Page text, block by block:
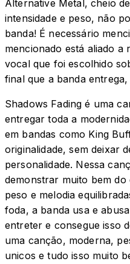
Alternative Metal, cheio
intensidade e peso, não
banda! É necessário
mencionado está aliado
vocal que foi escolhido
final que a banda
Shadows Fading é uma
entregar toda a
em bandas como King
originalidade, sem deixar
personalidade. Nessa
demonstrar muito bem do
peso e melodia
foda, a banda usa e
entreter e consegue isso
uma canção, moderna,
unicos e tudo isso muito